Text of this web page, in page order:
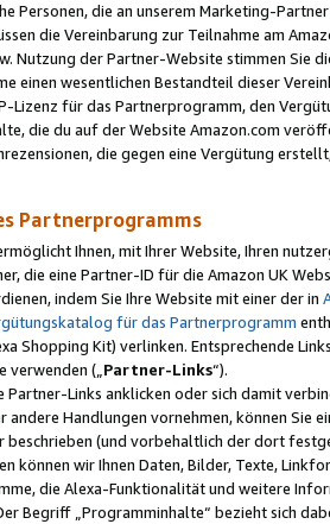
Personen, die an unserem Marketing-
die Vereinbarung zur Teilnahme am
Nutzung der Partner-Website stimmen Sie
einen wesentlichen Bestandteil dieser
Lizenz für das Partnerprogramm, den
die du auf der Website Amazon.com
die gegen eine Vergütung
Partnerprogramms
Ihnen, mit Ihrer Website, Ihren
die eine Partner-ID für die Amazon UK
indem Sie Ihre Website mit einer der in
für das Partnerprogramm
Shopping Kit) verlinken. Entsprechende
(„ Partner-Links“).
Partner-Links anklicken oder sich damit
andere Handlungen vornehmen, können Sie
beschrieben (und vorbehaltlich der dort
können wir Ihnen Daten, Bilder, Texte,
die Alexa-Funktionalität und weitere
Begriff „Programminhalte“ bezieht sich